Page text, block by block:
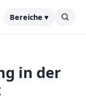
Bereiche ▾
in der